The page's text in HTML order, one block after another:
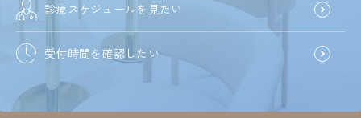
診療スケジュールを見たい
受付時間を確認したい